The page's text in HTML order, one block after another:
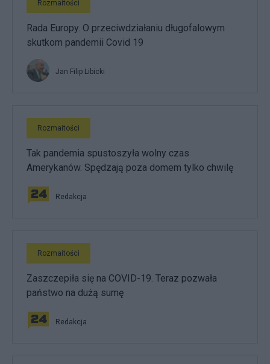
Rozmaitości
Rada Europy. O przeciwdziałaniu długofalowym
skutkom pandemii Covid 19
Jan Filip Libicki
Rozmaitości
Tak pandemia spustoszyła wolny czas
Amerykanów. Spędzają poza domem tylko chwilę
Redakcja
Rozmaitości
Zaszczepiła się na COVID-19. Teraz pozwała
państwo na dużą sumę
Redakcja